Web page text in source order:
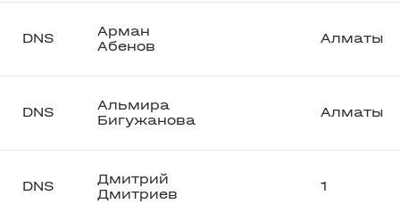
DNS
Арман
Абенов
Алматы
DNS
Альмира
Бигужанова
Алматы
DNS
Дмитрий
Дмитриев
1